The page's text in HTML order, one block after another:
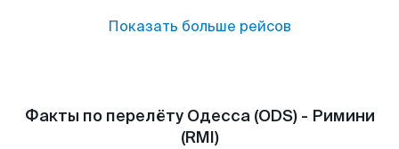
Показать больше рейсов
Факты по перелёту Одесса (ODS) - Римини
(RMI)